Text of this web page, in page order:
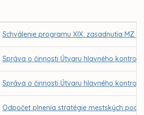
Schválenie programu XIX. zasadnutia MZ v
Správa o činnosti Útvaru hlavného
Správa o činnosti Útvaru hlavného
Odpočet plnenia stratégie mestských